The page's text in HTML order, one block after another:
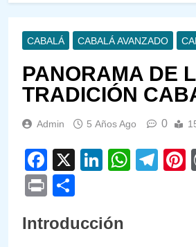
CABALÁ CABALÁ AVANZADO
PANORAMA DE
TRADICIÓN
Admin 5 Años Ago 0
Facebook
X LinkedIn
Print
Introducción